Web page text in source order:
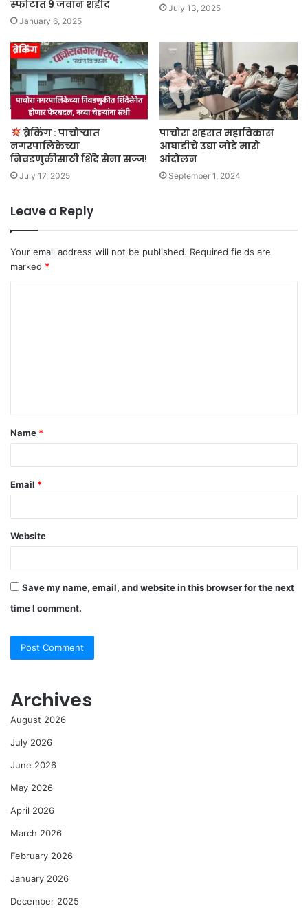
स्फोटात 9 जवान शहीद
January 6, 2025
July 13, 2025
ब्रेकिंग : पाचोऱ्यात
नगरपालिकेच्या
निवडणुकीसाठी शिंदे सेना सज्ज!
July 17, 2025
पाचोरा शहरात महाविकास
आघाडीचे उद्या जोडे मारो
आंदोलन
September 1, 2024
Leave a Reply
Your email address will not be published. Required fields are
marked *
t
*
Name *
Email *
Website
Save my name, email, and website in this browser for the next
time I comment.
Archives
August 2026
July 2026
June 2026
May 2026
April 2026
March 2026
February 2026
January 2026
December 2025